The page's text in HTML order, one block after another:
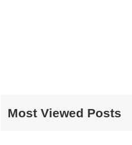
Most Viewed Posts